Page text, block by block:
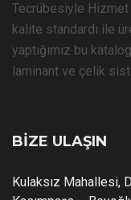
Tecrübesiyle Hizmet
kalite standardı ile
yaptığımız bu
laminant ve çelik
BİZE ULAŞIN
Kulaksız Mahallesi,